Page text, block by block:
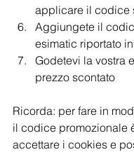
applicare il codice
Aggiungete il
esimatic riportato
Godetevi la vostra
prezzo scontato
Ricorda: per fare in
il codice promozionale
accettare i cookies e